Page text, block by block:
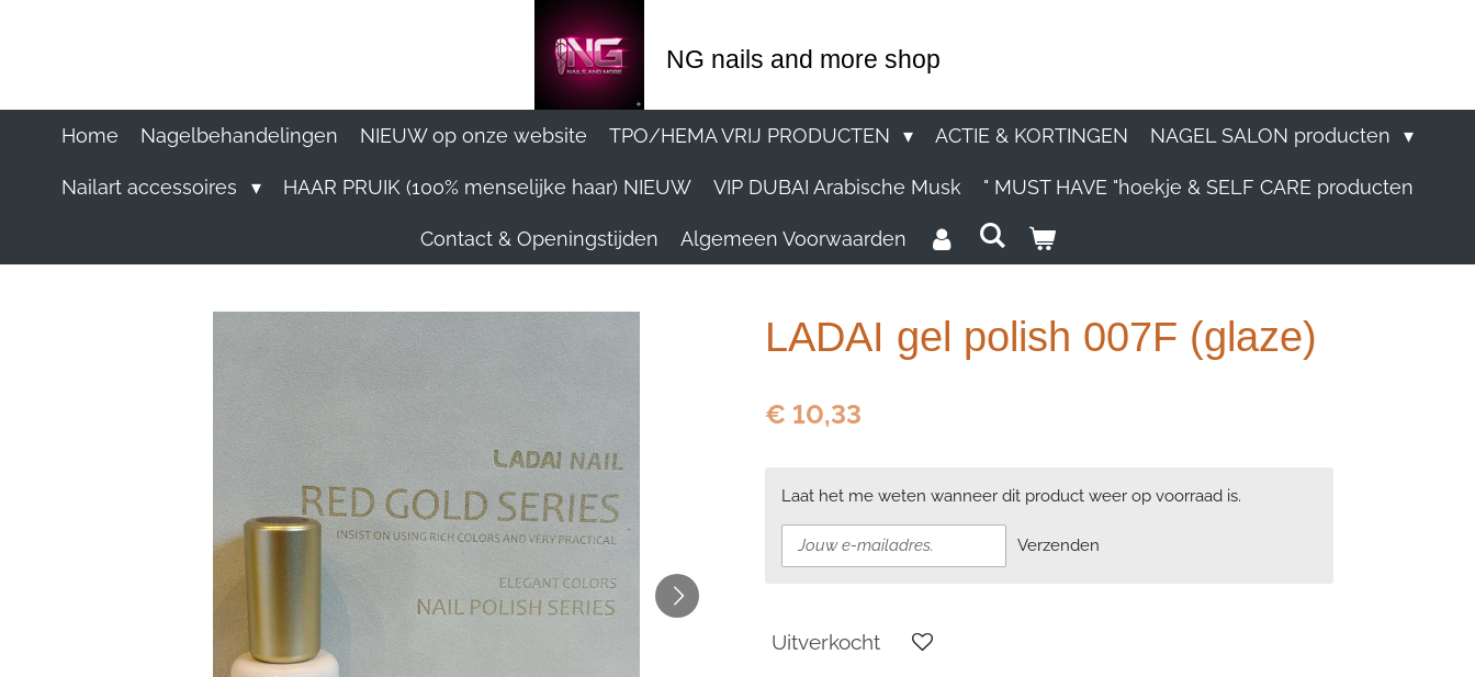
NG nails and more shop
Home Nagelbehandelingen NIEUW op onze website TPO/HEMA VRIJ PRODUCTEN ACTIE & KORTINGEN NAGEL SALON producten
Nailart accessoires HAAR PRUIK (100% menselijke haar) NIEUW VIP DUBAI Arabische Musk " MUST HAVE "hoekje & SELF CARE producten
Contact & Openingstijden Algemeen Voorwaarden
LADAI gel polish 007F (glaze)
€ 10,33
Laat het me weten wanneer dit product weer op voorraad is.
Verzenden
Uitverkocht